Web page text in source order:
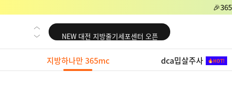
NEW 교대 지방줄기세포센터 오픈
NEW 대전 지방줄기세포센터 오픈
NEW 노원 지방줄기세포센터 오픈
NEW 미국 LA점 오픈
지방하나만 365mc dca밉살주사